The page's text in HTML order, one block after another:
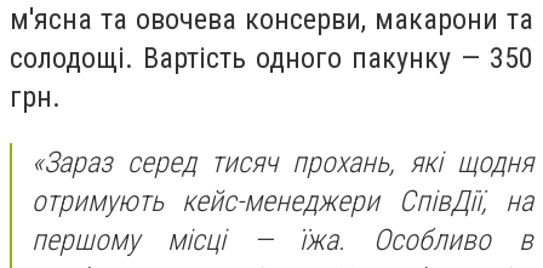
м'ясна та овочева консерви, макарони та
солодощі. Вартість одного пакунку — 350
грн.
«Зараз серед тисяч прохань, які щодня
отримують кейс-менеджери СпівДії, на
першому місці — їжа. Особливо в